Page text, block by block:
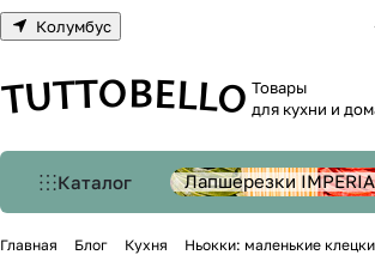
Колумбус
Товары
для кухни и
Каталог Лапшерезки IMPERIA
Главная Блог Кухня Ньокки: маленькие